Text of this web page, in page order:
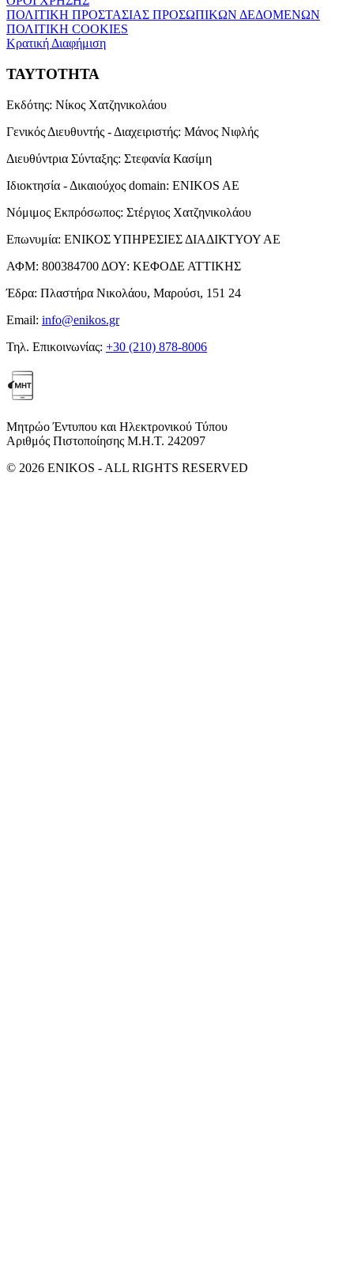
ΠΟΛΙΤΙΚΗ ΠΡΟΣΤΑΣΙΑΣ ΠΡΟΣΩΠΙΚΩΝ ΔΕΔΟΜΕΝΩΝ
ΠΟΛΙΤΙΚΗ COOKIES
Κρατική Διαφήμιση
ΤΑΥΤΟΤΗΤΑ
Εκδότης: Νίκος Χατζηνικολάου
Γενικός Διευθυντής - Διαχειριστής: Μάνος Νιφλής
Διευθύντρια Σύνταξης: Στεφανία Κασίμη
Ιδιοκτησία - Δικαιούχος domain: ENIKOS AE
Νόμιμος Εκπρόσωπος: Στέργιος Χατζηνικολάου
Επωνυμία: ΕΝΙΚΟΣ ΥΠΗΡΕΣΙΕΣ ΔΙΑΔΙΚΤΥΟΥ ΑΕ
ΑΦΜ: 800384700 ΔΟΥ: ΚΕΦΟΔΕ ΑΤΤΙΚΗΣ
Έδρα: Πλαστήρα Νικολάου, Μαρούσι, 151 24
Email: info@enikos.gr
Τηλ. Επικοινωνίας: +30 (210) 878-8006
Μητρώο Έντυπου και Ηλεκτρονικού Τύπου
Αριθμός Πιστοποίησης Μ.Η.Τ. 242097
© 2026 ENIKOS - ALL RIGHTS RESERVED